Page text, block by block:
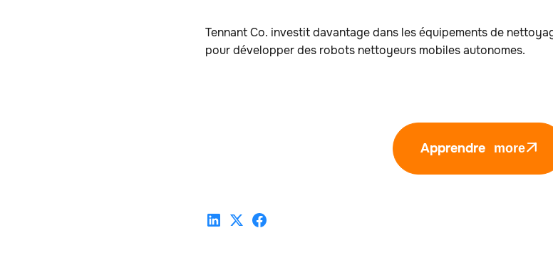
Tennant Co. investit davantage dans les équipements de
pour développer des robots nettoyeurs mobiles autonomes.
Apprendre more